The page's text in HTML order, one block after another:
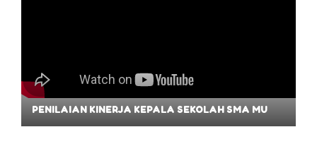
PENILAIAN KINERJA KEPALA SEKOLAH SMA MU